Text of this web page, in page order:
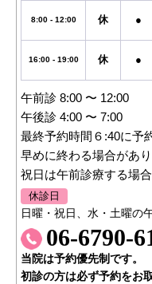
8:00 - 12:00 休 ●
16:00 - 19:00 休 ●
午前診 8:00 〜 12:00
午後診 4:00 〜 7:00
最終予約時間６:40に予
早めに終わる場合があり
祝日は午前診療する場
休診日
日曜・祝日、水・土曜の
06-6790-
当院は予約優先制です。
初診の方は必ず予約をお